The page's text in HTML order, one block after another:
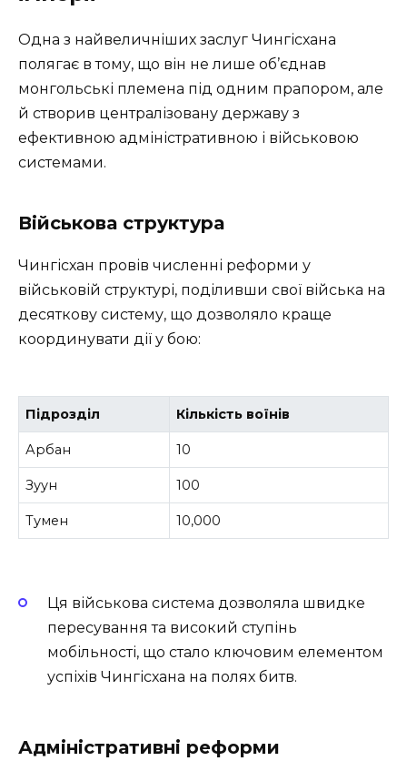
Одна з найвеличніших заслуг Чингісхана
полягає в тому, що він не лише об’єднав
монгольські племена під одним прапором, але
й створив централізовану державу з
ефективною адміністративною і військовою
системами.
Військова структура
Чингісхан провів численні реформи у
військовій структурі, поділивши свої війська на
десяткову систему, що дозволяло краще
координувати дії у бою:
Підрозділ Кількість воїнів
Арбан 10
Зуун 100
Тумен 10,000
Ця військова система дозволяла швидке
пересування та високий ступінь
мобільності, що стало ключовим елементом
успіхів Чингісхана на полях битв.
Адміністративні реформи